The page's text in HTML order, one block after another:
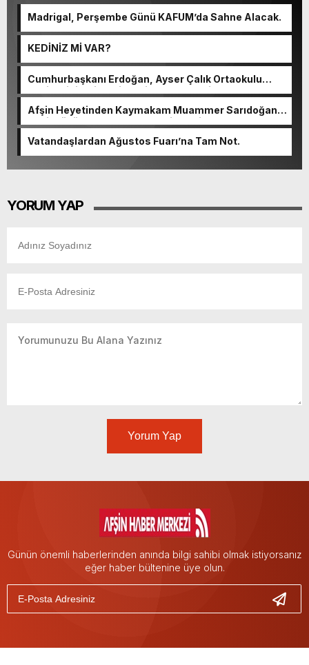
Madrigal, Perşembe Günü KAFUM’da Sahne Alacak.
KEDİNİZ Mİ VAR?
Cumhurbaşkanı Erdoğan, Ayser Çalık Ortaokulu
Şehitlerinin Aileleriyle Bir Araya Geldi.
Afşin Heyetinden Kaymakam Muammer Sarıdoğan’a
Beşikdüzü’nde hayırlı olsun ziyareti.
Vatandaşlardan Ağustos Fuarı’na Tam Not.
YORUM YAP
Yorum Yap
Günün önemli haberlerinden anında bilgi sahibi olmak istiyorsanız
eğer haber bültenine üye olun.